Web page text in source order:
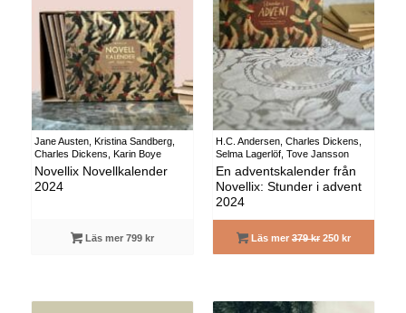
Jane Austen, Kristina Sandberg,
Charles Dickens, Karin Boye
Novellix Novellkalender
2024
Läs mer 799 kr
H.C. Andersen, Charles Dickens,
Selma Lagerlöf, Tove Jansson
En adventskalender från
Novellix: Stunder i advent
2024
Läs mer379 kr 250 kr